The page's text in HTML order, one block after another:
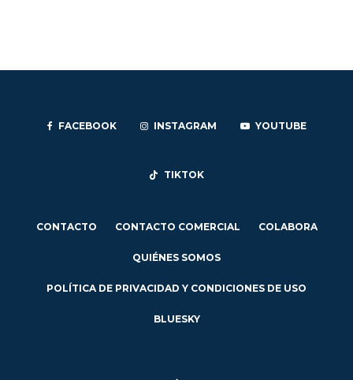
FACEBOOK INSTAGRAM YOUTUBE
TIKTOK
CONTACTO CONTACTO COMERCIAL COLABORA
QUIÉNES SOMOS
POLÍTICA DE PRIVACIDAD Y CONDICIONES DE USO
BLUESKY